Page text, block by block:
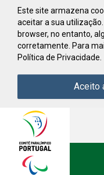
Saltar para conteúdo
Este site armazena
aceitar a sua
browser, no entanto,
corretamente. Para
Política de Privacidade.
Aceito
Comite
Paralimpico
Portugal